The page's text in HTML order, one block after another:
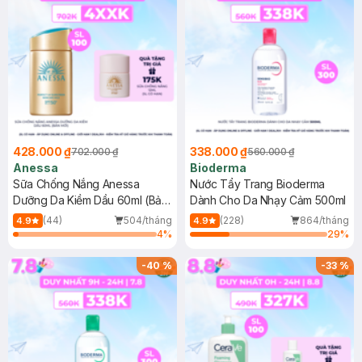
428.000 ₫702.000 ₫
Anessa
Sữa Chống Nắng Anessa
Dưỡng Da Kiềm Dầu 60ml (Bản
Mới)
4.9 (44)
504/tháng
4%
338.000 ₫560.000 ₫
Bioderma
Nước Tẩy Trang Bioderma
Dành Cho Da Nhạy Cảm 500ml
4.9 (228)
864/tháng
29%
-40% -33%